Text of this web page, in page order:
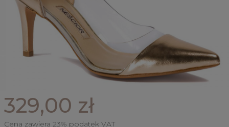
329,00 zł
Cena zawiera 23% podatek VAT